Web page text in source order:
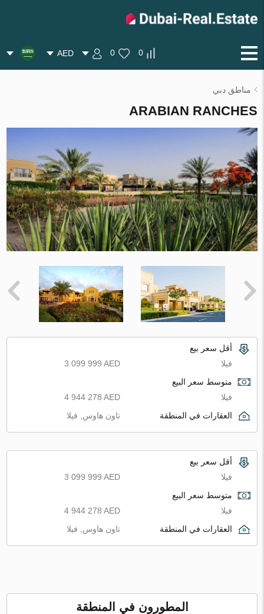
0
0
AED
مناطق دبي
ARABIAN RANCHES
أقل سعر بيع
فيلا
3 099 999 AED
متوسط سعر البيع
فيلا
4 944 278 AED
العقارات في المنطقة
تاون هاوس, فيلا
أقل سعر بيع
فيلا
3 099 999 AED
متوسط سعر البيع
فيلا
4 944 278 AED
العقارات في المنطقة
تاون هاوس, فيلا
المطورون في المنطقة